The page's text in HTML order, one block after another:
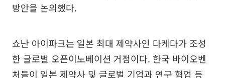
방안을 논의했다.
쇼난 아이파크는 일본 최대 제약사인 다케다가 조성
한 글로벌 오픈이노베이션 거점이다. 한국 바이오벤
처들이 일본 제약사 및 글로벌 기업과 연구 협업 등